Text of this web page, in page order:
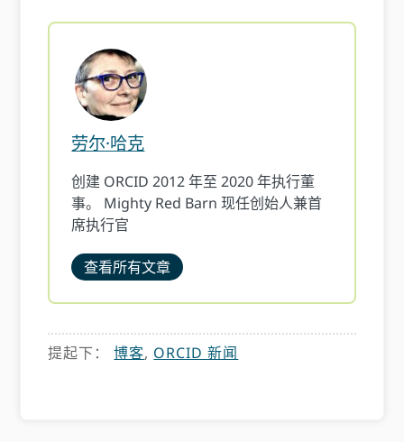
劳尔·哈克
创建 ORCID 2012 年至 2020 年执行董
事。 Mighty Red Barn 现任创始人兼首
席执行官
查看所有文章
提起下：博客, ORCID 新闻